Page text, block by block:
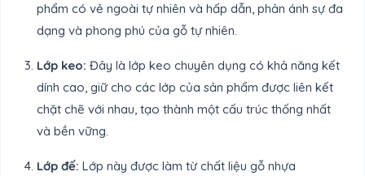
phẩm có vẻ ngoài tự nhiên và hấp dẫn, phản ánh sự đa
dạng và phong phú của gỗ tự nhiên.
Lớp keo: Đây là lớp keo chuyên dụng có khả năng kết
dính cao, giữ cho các lớp của sản phẩm được liên kết
chặt chẽ với nhau, tạo thành một cấu trúc thống nhất
và bền vững.
Lớp đế: Lớp này được làm từ chất liệu gỗ nhựa